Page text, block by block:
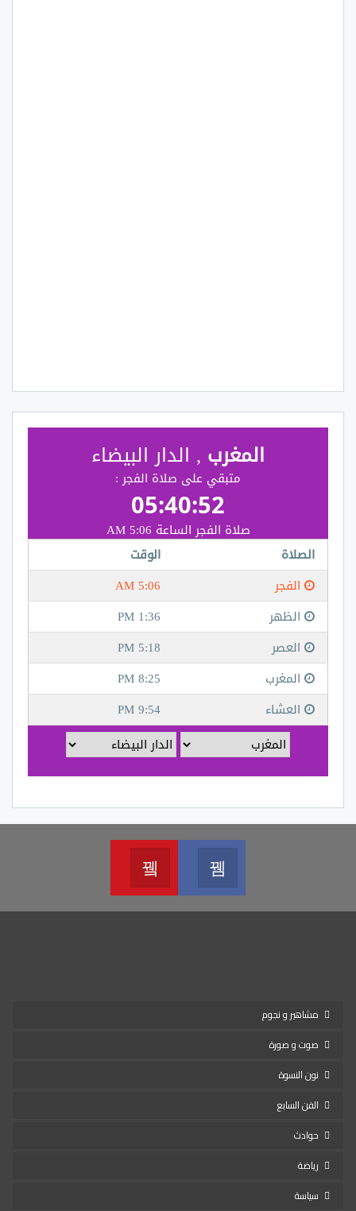
Facebook
Join us on Facebook
مشاهير و نجوم
صوت و صورة
نون النسوة
الفن السابع
حوادث
رياضة
سياسة